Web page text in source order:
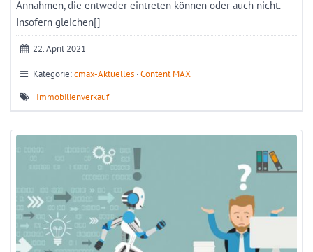
Annahmen, die entweder eintreten können oder auch nicht.
Insofern gleichen[]
22. April 2021
Kategorie:cmax-Aktuelles ·Content MAX
Immobilienverkauf